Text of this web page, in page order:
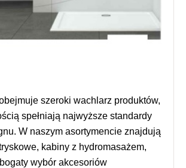
szeroki wachlarz produktów,
spełniają najwyższe standardy
W naszym asortymencie znajdują
kabiny z hydromasażem,
wybór akcesoriów